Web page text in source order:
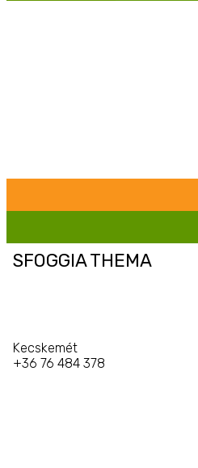
SFOGGIA THEMA
Kecskemét
+36 76 484 378